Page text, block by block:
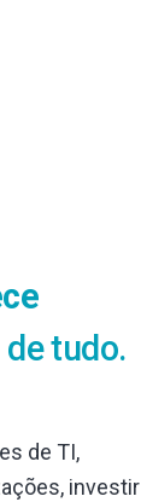
tudo.
de TI,
investir